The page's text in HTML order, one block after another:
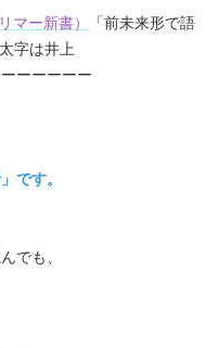
マー新書）「前未来形で語
字は井上
ーーーーー
です。
でも、